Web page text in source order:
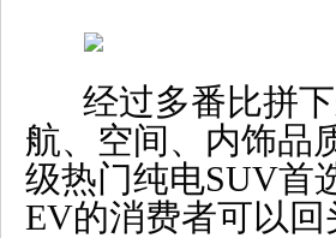
经过多番比拼
航、空间、内饰品
级热门纯电SUV首
EV的消费者可以回